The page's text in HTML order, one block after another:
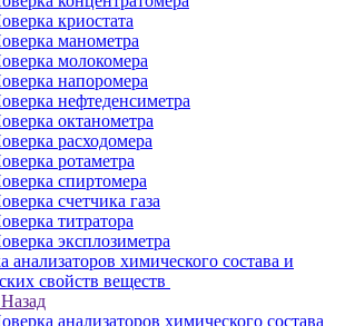
криостата
манометра
молокомера
напоромера
нефтеденсиметра
октанометра
расходомера
ротаметра
спиртомера
счетчика газа
титратора
эксплозиметра
анализаторов химического состава и
свойств веществ
Назад
анализаторов химического состава